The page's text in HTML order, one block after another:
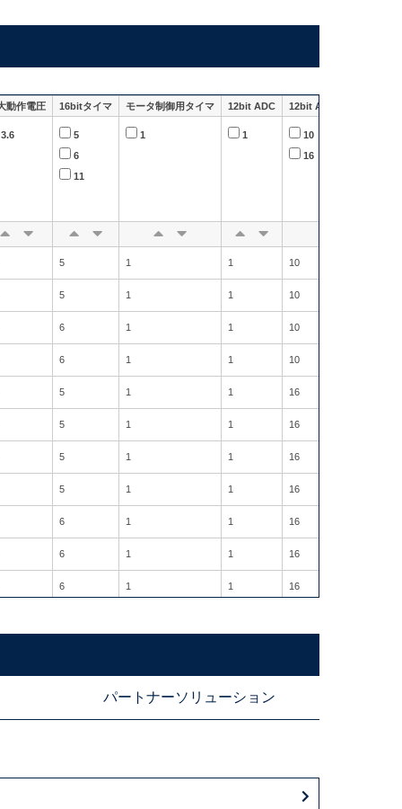
動作電圧 16bitタイマ モータ制御用タイマ 12bit ADC 12bit ADCチャネル数
3.6
5
6
11
1 1
10
16
5 1 1 10
5 1 1 10
6 1 1 10
6 1 1 10
5 1 1 16
5 1 1 16
5 1 1 16
5 1 1 16
6 1 1 16
6 1 1 16
6 1 1 16
6 1 1 16
パートナーソリューション